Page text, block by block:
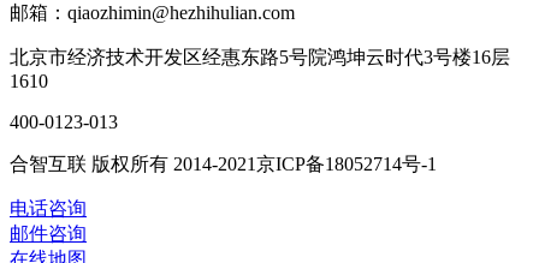
邮箱：qiaozhimin@hezhihulian.com
北京市经济技术开发区经惠东路5号院鸿坤云时代3号楼16层
1610
400-0123-013
合智互联 版权所有 2014-2021京ICP备18052714号-1
电话咨询
邮件咨询
在线地图